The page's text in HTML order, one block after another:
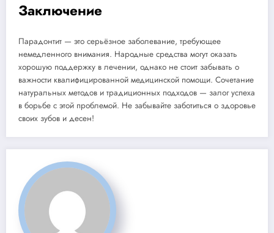
Заключение
Парадонтит — это серьёзное заболевание, требующее
немедленного внимания. Народные средства могут оказать
хорошую поддержку в лечении, однако не стоит забывать о
важности квалифицированной медицинской помощи. Сочетание
натуральных методов и традиционных подходов — залог успеха
в борьбе с этой проблемой. Не забывайте заботиться о здоровье
своих зубов и десен!